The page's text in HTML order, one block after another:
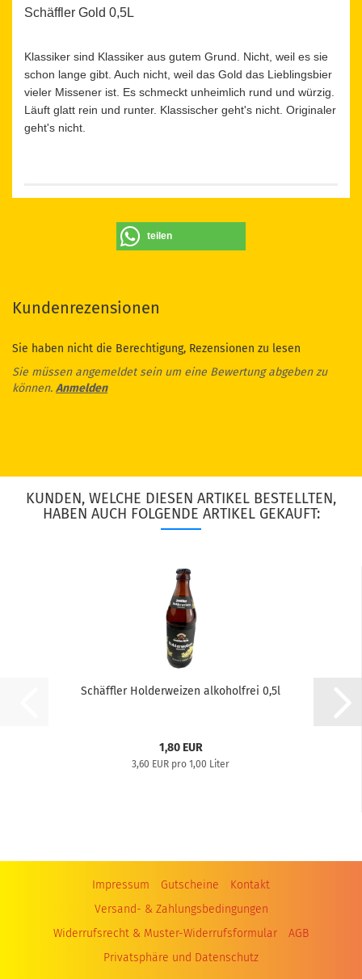
Schäffler Gold 0,5L
Klassiker sind Klassiker aus gutem Grund. Nicht, weil es sie
schon lange gibt. Auch nicht, weil das Gold das Lieblingsbier
vieler Missener ist. Es schmeckt unheimlich rund und würzig.
Läuft glatt rein und runter. Klassischer geht's nicht. Originaler
geht's nicht.
teilen
Kundenrezensionen
Sie haben nicht die Berechtigung, Rezensionen zu lesen
Sie müssen angemeldet sein um eine Bewertung abgeben zu
können. Anmelden
KUNDEN, WELCHE DIESEN ARTIKEL BESTELLTEN,
HABEN AUCH FOLGENDE ARTIKEL GEKAUFT:
Schäffler Holderweizen alkoholfrei 0,5l
1,80 EUR
3,60 EUR pro 1,00 Liter
Impressum Gutscheine
Kontakt
Versand- & Zahlungsbedingungen
Widerrufsrecht & Muster-Widerrufsformular
AGB
Privatsphäre und Datenschutz